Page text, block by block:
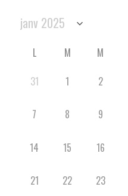
L M M
31
1 2
7 8 9
14 15 16
21 22 23